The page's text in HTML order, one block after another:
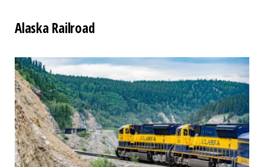
Alaska Railroad